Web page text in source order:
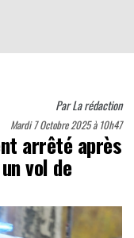
ParLa rédaction
Mardi 7 Octobre 2025 à 10h47
arrêté après
vol de